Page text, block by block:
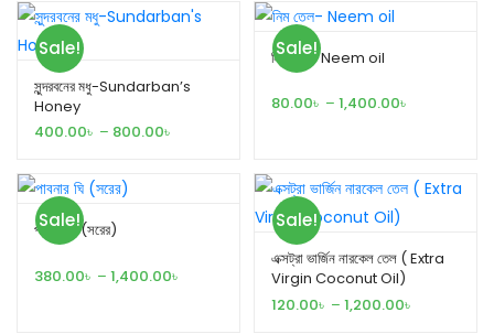
Sale!
সুন্দরবনের মধু-Sundarban’s
Honey
400.00৳ – 800.00৳
Sale!
নিম তেল- Neem oil
80.00৳ – 1,400.00৳
Sale!
পাবনার ঘি (সরের)
380.00৳ – 1,400.00৳
Sale!
এক্সট্রা ভার্জিন নারকেল তেল ( Extra
Virgin Coconut Oil)
120.00৳ – 1,200.00৳